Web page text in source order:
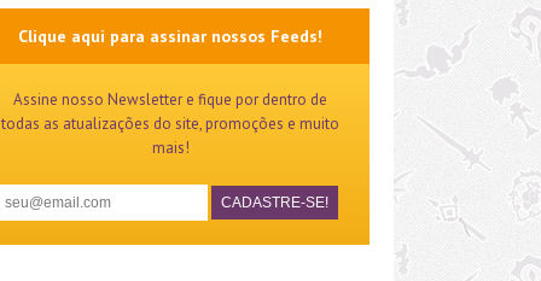
Clique aqui para assinar nossos Feeds!
Assine nosso Newsletter e fique por dentro de
todas as atualizações do site, promoções e muito
mais!